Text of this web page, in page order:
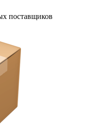
поставщиков